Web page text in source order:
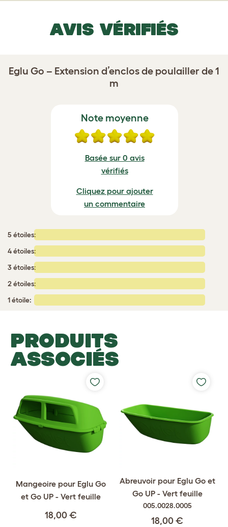
AVIS VÉRIFIÉS
Eglu Go – Extension d’enclos de poulailler de 1
m
Note moyenne
Basée sur 0 avis
vérifiés
Cliquez pour ajouter
un commentaire
5 étoiles:
4 étoiles:
3 étoiles:
2 étoiles:
1 étoile:
PRODUITS
ASSOCIÉS
Mangeoire pour Eglu Go
et Go UP - Vert feuille
18,00 €
Abreuvoir pour Eglu Go et
Go UP - Vert feuille
005.0028.0005
18,00 €